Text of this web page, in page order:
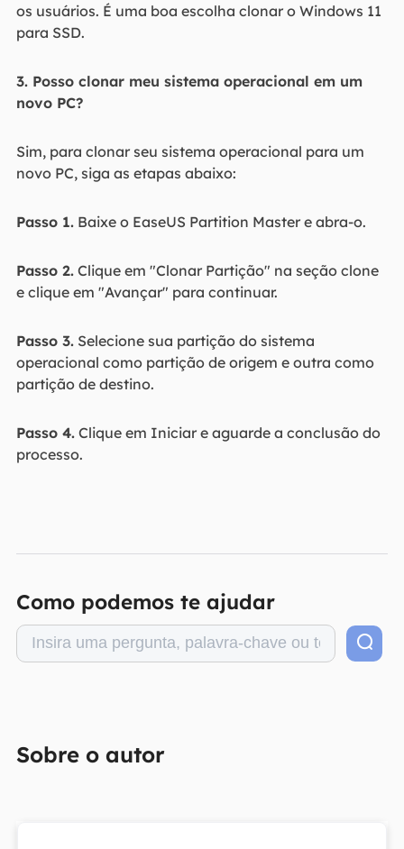
os usuários. É uma boa escolha clonar o Windows 11
para SSD.
3. Posso clonar meu sistema operacional em um
novo PC?
Sim, para clonar seu sistema operacional para um
novo PC, siga as etapas abaixo:
Passo 1.Baixe o EaseUS Partition Master e abra-o.
Passo 2.Clique em "Clonar Partição" na seção clone
e clique em "Avançar" para continuar.
Passo 3.Selecione sua partição do sistema
operacional como partição de origem e outra como
partição de destino.
Passo 4.Clique em Iniciar e aguarde a conclusão do
processo.
Como podemos te ajudar
Sobre o autor